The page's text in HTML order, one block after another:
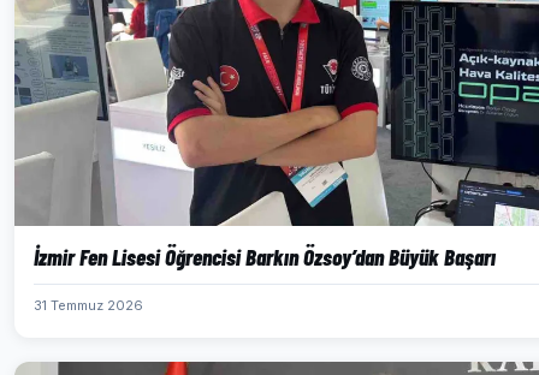
İzmir Fen Lisesi Öğrencisi Barkın Özsoy’dan Büyük Başarı
31 Temmuz 2026